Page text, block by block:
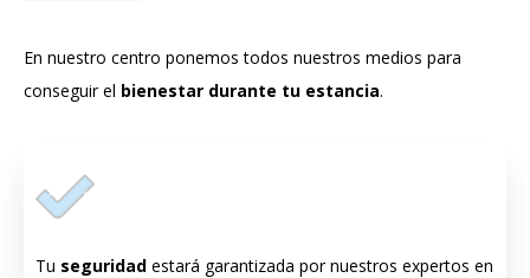
En nuestro centro ponemos todos nuestros medios para
conseguir el bienestar durante tu estancia.
Tu seguridad estará garantizada por nuestros expertos en